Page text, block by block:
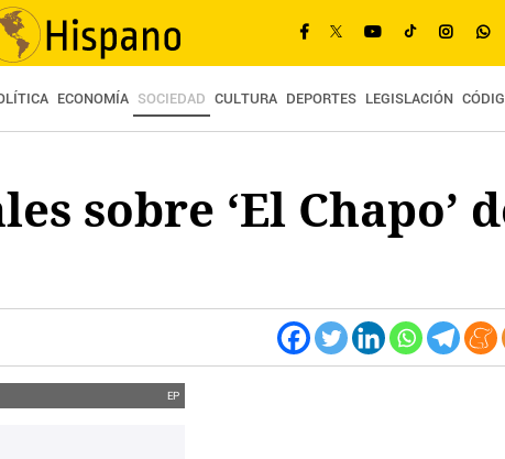
ECONOMÍA SOCIEDAD CULTURA DEPORTES LEGISLACIÓN
sobre ‘El Chapo’
EP